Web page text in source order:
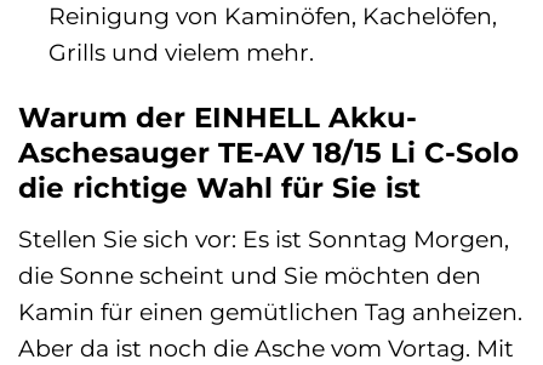
Reinigung von Kaminöfen, Kachelöfen,
Grills und vielem mehr.
Warum der EINHELL Akku-
Aschesauger TE-AV 18/15 Li C-Solo
die richtige Wahl für Sie ist
Stellen Sie sich vor: Es ist Sonntag Morgen,
die Sonne scheint und Sie möchten den
Kamin für einen gemütlichen Tag anheizen.
Aber da ist noch die Asche vom Vortag. Mit